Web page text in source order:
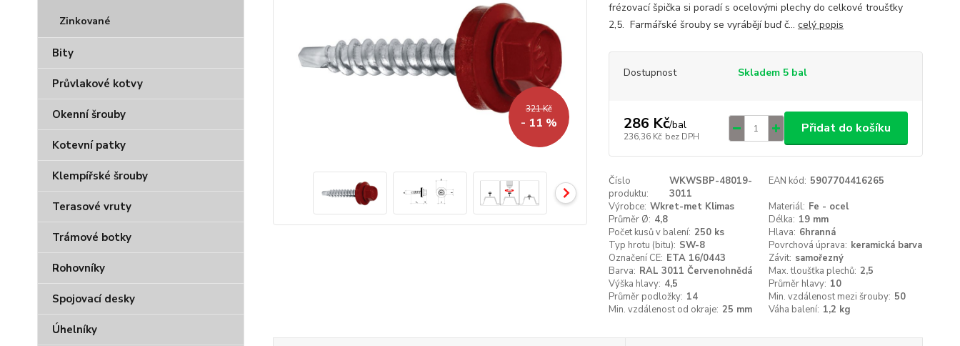
Zinkované
Bity
Průvlakové kotvy
Okenní šrouby
Kotevní patky
Klempířské šrouby
Terasové vruty
Trámové botky
Rohovníky
Spojovací desky
Úhelníky
321 Kč
- 11 %
frézovací špička si poradí s ocelovými plechy do celkové troušťky
2,5. Farmářské šrouby se vyrábějí buď č... celý popis
Dostupnost Skladem 5 bal
286 Kč/bal
236,36 Kč bez DPH
Přidat do košíku
Číslo
produktu:
WKWSBP-48019-
3011
EAN kód: 5907704416265
Výrobce: Wkret-met Klimas Materiál: Fe - ocel
Průměr Ø: 4,8 Délka: 19 mm
Počet kusů v balení: 250 ks Hlava: 6hranná
Typ hrotu (bitu): SW-8 Povrchová úprava: keramická barva
Označení CE: ETA 16/0443 Závit: samořezný
Barva: RAL 3011 Červenohnědá Max. tloušťka plechů: 2,5
Výška hlavy: 4,5 Průměr hlavy: 10
Průměr podložky: 14 Min. vzdálenost mezi šrouby: 50
Min. vzdálenost od okraje: 25 mm Váha balení: 1,2 kg